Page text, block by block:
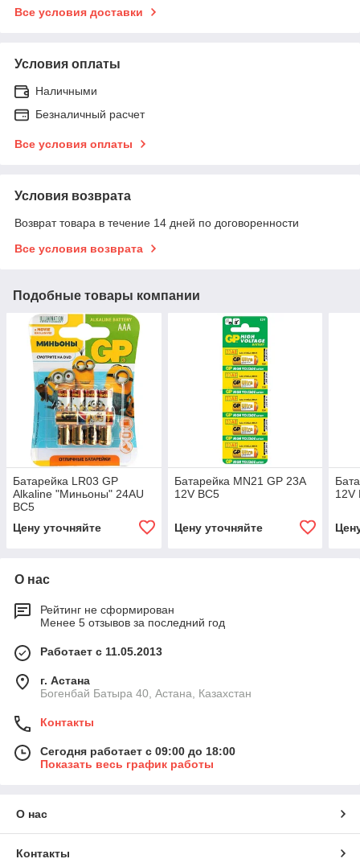
Все условия доставки
Условия оплаты
Наличными
Безналичный расчет
Все условия оплаты
Условия возврата
Возврат товара в течение 14 дней по договоренности
Все условия возврата
Подобные товары компании
Батарейка LR03 GP
Alkaline "Миньоны" 24AU
BC5
Цену уточняйте
Батарейка MN21 GP 23A
12V BC5
Цену уточняйте
12V
О нас
Рейтинг не сформирован
Менее 5 отзывов за последний год
Работает с 11.05.2013
г. Астана
Богенбай Батыра 40, Астана, Казахстан
Контакты
Сегодня работает с 09:00 до 18:00
Показать весь график работы
О нас
Контакты